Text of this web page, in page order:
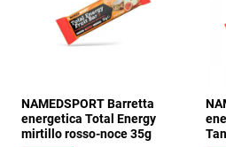
NAMEDSPORT Barretta
energetica Total Energy
mirtillo rosso-noce 35g